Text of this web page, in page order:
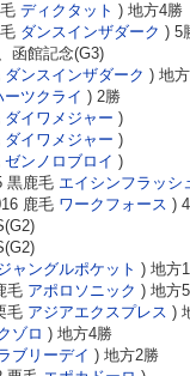
ディクタット ) 地方4勝
ダンスインザダーク ) 5
函館記念(G3)
ダンスインザダーク ) 地
ーツクライ ) 2勝
ダイワメジャー )
ダイワメジャー )
ゼンノロブロイ )
黒鹿毛 エイシンフラッシ
鹿毛 ワークフォース )
ャングルポケット ) 地方
毛 アポロソニック ) 地方
毛 アジアエクスプレス )
ゾロ ) 地方4勝
ブリーデイ ) 地方2勝